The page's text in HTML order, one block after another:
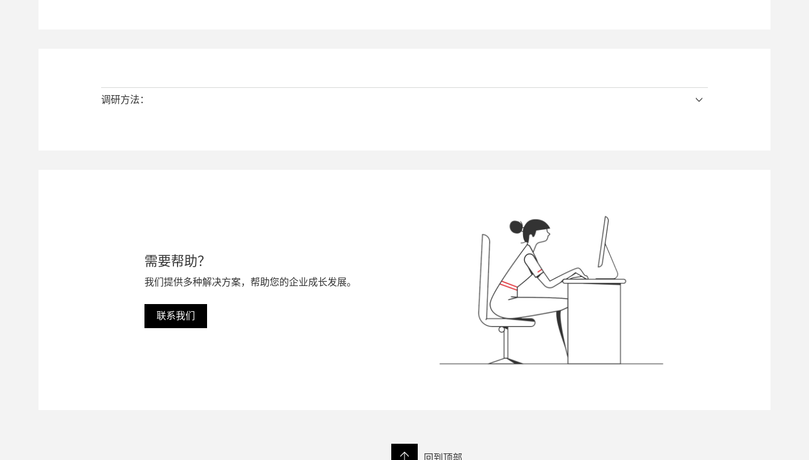
调研方法：
需要帮助？
我们提供多种解决方案，帮助您的企业成长发展。
联系我们